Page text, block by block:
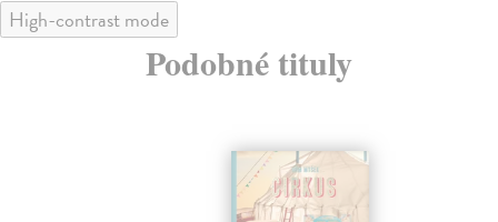
High-contrast mode
Podobné tituly